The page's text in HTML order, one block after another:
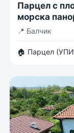
Парцел с
морска
📍 Балчик
🏠 Парцел